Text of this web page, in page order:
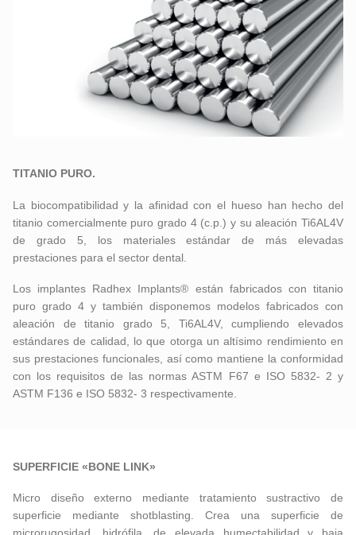
TITANIO PURO.
La biocompatibilidad y la afinidad con el hueso han hecho del
titanio comercialmente puro grado 4 (c.p.) y su aleación Ti6AL4V
de grado 5, los materiales estándar de más elevadas
prestaciones para el sector dental.
Los implantes Radhex Implants® están fabricados con titanio
puro grado 4 y también disponemos modelos fabricados con
aleación de titanio grado 5, Ti6AL4V, cumpliendo elevados
estándares de calidad, lo que otorga un altísimo rendimiento en
sus prestaciones funcionales, así como mantiene la conformidad
con los requisitos de las normas ASTM F67 e ISO 5832- 2 y
ASTM F136 e ISO 5832- 3 respectivamente.
SUPERFICIE «BONE LINK»
Micro diseño externo mediante tratamiento sustractivo de
superficie mediante shotblasting. Crea una superficie de